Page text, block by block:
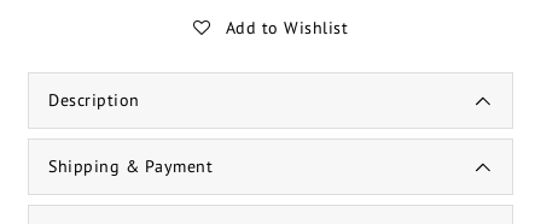
Add to Wishlist
Description
Shipping & Payment